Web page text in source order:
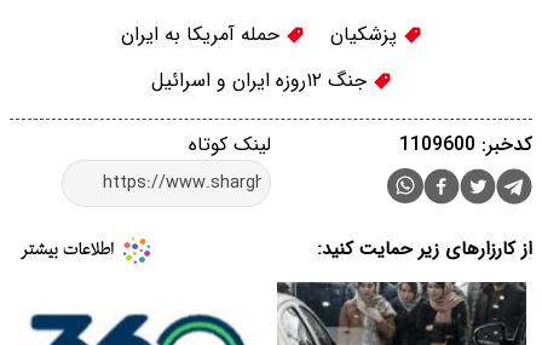
پزشکیان
حمله آمریکا به ایران
جنگ ۱۲‌روزه ایران و اسرائیل
لینک کوتاه کدخبر: 1109600
از کارزارهای زیر حمایت کنید: